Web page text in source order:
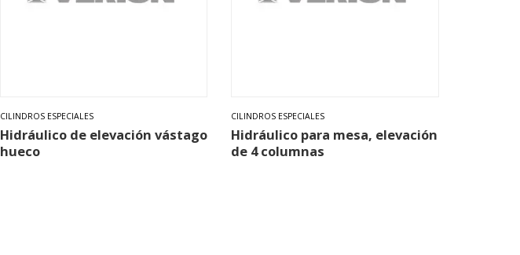
CILINDROS ESPECIALES
Hidráulico de elevación vástago
hueco
CILINDROS ESPECIALES
Hidráulico para mesa, elevación
de 4 columnas